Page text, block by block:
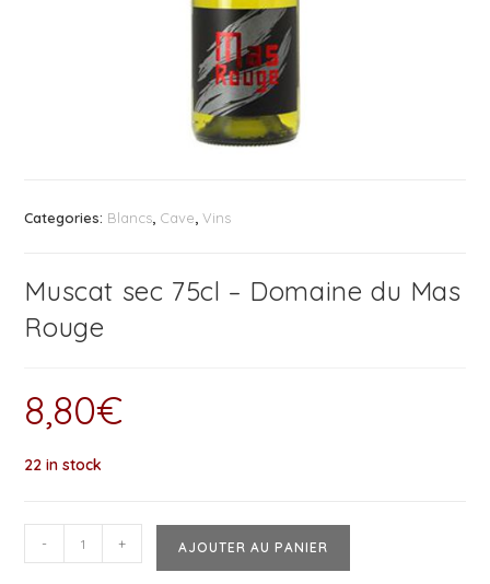
Categories: Blancs Cave ,Vins
Muscat sec 75cl – Domaine du Mas
Rouge
8,80€
22 in stock
- + AJOUTER AU PANIER